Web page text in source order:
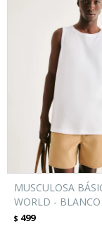
MUSCULOSA
WORLD - BLANCO
$ 499